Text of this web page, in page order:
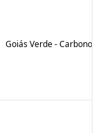
Goiás Verde - Carbono